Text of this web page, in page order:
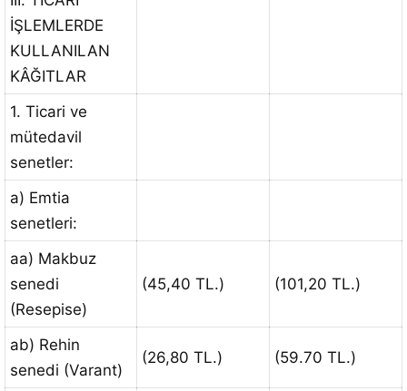
İŞLEMLERDE
KULLANILAN
KÂĞITLAR
1. Ticari ve
mütedavil
senetler:
a) Emtia
senetleri:
aa) Makbuz
senedi
(Resepise)
(45,40 TL.) (101,20 TL.)
ab) Rehin
senedi (Varant)
(26,80 TL.) (59.70 TL.)